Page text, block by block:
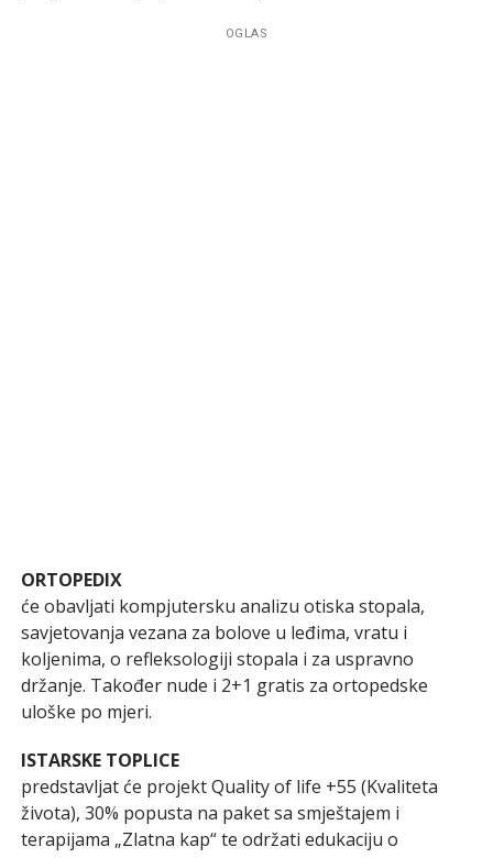
OGLAS
ORTOPEDIX
će obavljati kompjutersku analizu otiska stopala,
savjetovanja vezana za bolove u leđima, vratu i
koljenima, o refleksologiji stopala i za uspravno
držanje. Također nude i 2+1 gratis za ortopedske
uloške po mjeri.
ISTARSKE TOPLICE
predstavljat će projekt Quality of life +55 (Kvaliteta
života), 30% popusta na paket sa smještajem i
terapijama „Zlatna kap“ te održati edukaciju o